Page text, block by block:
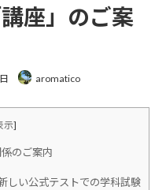
座」のご案
aromatico
示]
のご案内
しい公式テストでの学科試験